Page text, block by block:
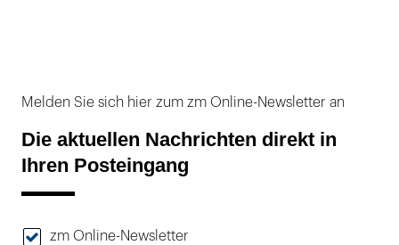
Melden Sie sich hier zum zm Online-Newsletter an
Die aktuellen Nachrichten direkt in
Ihren Posteingang
zm Online-Newsletter